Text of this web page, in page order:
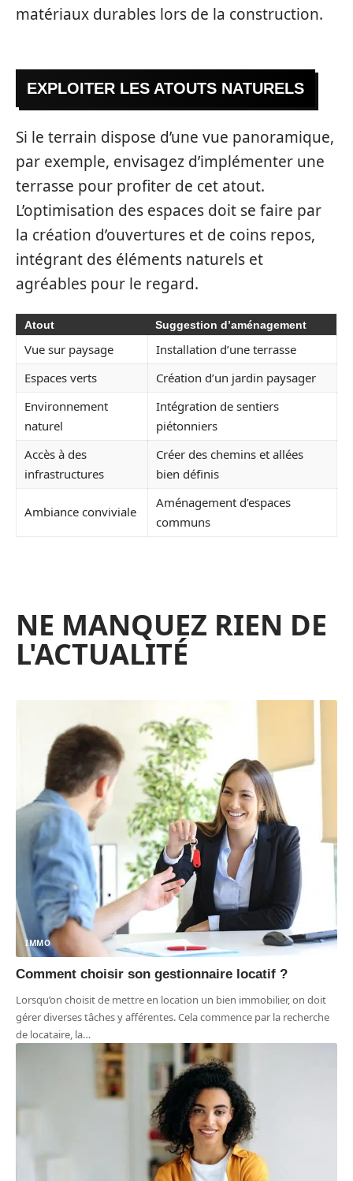
matériaux durables lors de la construction.
EXPLOITER LES ATOUTS NATURELS
Si le terrain dispose d’une vue panoramique,
par exemple, envisagez d’implémenter une
terrasse pour profiter de cet atout.
L’optimisation des espaces doit se faire par
la création d’ouvertures et de coins repos,
intégrant des éléments naturels et
agréables pour le regard.
Atout Suggestion d’aménagement
Vue sur paysage
Installation d’une terrasse
Espaces verts
Création d’un jardin paysager
Environnement
naturel
Intégration de sentiers
piétonniers
Accès à des
infrastructures
Créer des chemins et allées
bien définis
Ambiance conviviale
Aménagement d’espaces
communs
NE MANQUEZ RIEN DE
L'ACTUALITÉ
IMMO
Comment choisir son gestionnaire locatif ?
Lorsqu’on choisit de mettre en location un bien immobilier, on doit
gérer diverses tâches y afférentes. Cela commence par la recherche
de locataire, la…